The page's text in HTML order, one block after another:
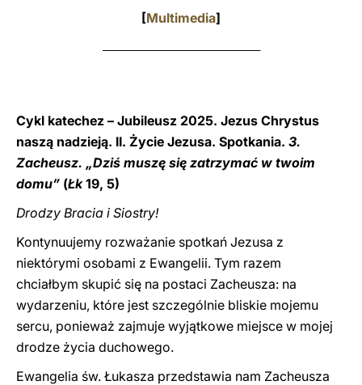
[Multimedia]
Cykl katechez – Jubileusz 2025. Jezus Chrystus
naszą nadzieją. II. Życie Jezusa. Spotkania. 3.
Zacheusz. „Dziś muszę się zatrzymać w twoim
domu” (Łk19, 5)
Drodzy Bracia i Siostry!
Kontynuujemy rozważanie spotkań Jezusa z
niektórymi osobami z Ewangelii. Tym razem
chciałbym skupić się na postaci Zacheusza: na
wydarzeniu, które jest szczególnie bliskie mojemu
sercu, ponieważ zajmuje wyjątkowe miejsce w mojej
drodze życia duchowego.
Ewangelia św. Łukasza przedstawia nam Zacheusza